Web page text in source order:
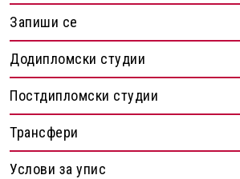
Запиши се
Додипломски студии
Постдипломски студии
Трансфери
Услови за упис